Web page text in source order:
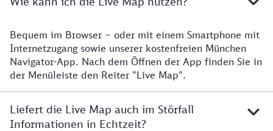
Bequem im Browser – oder mit einem Smartphone mit
Internetzugang sowie unserer kostenfreien München
Navigator-App. Nach dem Öffnen der App finden Sie in
der Menüleiste den Reiter "Live Map".
Liefert die Live Map auch im Störfall
Informationen in Echtzeit?